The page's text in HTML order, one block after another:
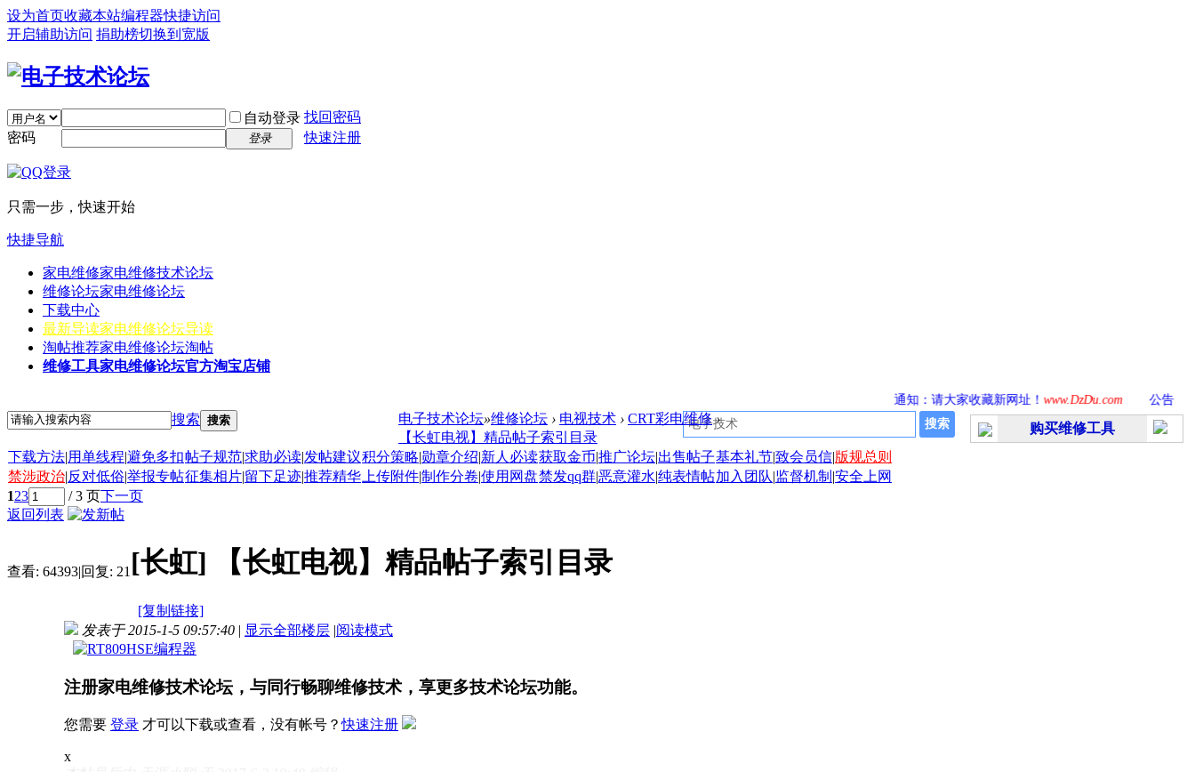
设为首页收藏本站编程器快捷访问
开启辅助访问 捐助榜切换到宽版
自动登录 找回密码
密码
登录 快速注册
只需一步，快速开始
快捷导航
家电维修家电维修技术论坛
维修论坛家电维修论坛
下载中心
最新导读家电维修论坛导读
淘帖推荐家电维修论坛淘帖
维修工具家电维修论坛官方淘宝店铺
通知：请大家收藏新网址！www.DzDu.com 公告：本站
搜索 搜索
购买维修工具
电子技术论坛»维修论坛 › 电视技术 › CRT彩电维修 ›
【长虹电视】精品帖子索引目录
下载方法|用单线程|避免多扣帖子规范|求助必读|发帖建议积分策略|勋章介绍|新人必读获取金币|推广论坛|出售帖子基本礼节|致会员信|版规总则
禁涉政治|反对低俗|举报专帖征集相片|留下足迹|推荐精华 上传附件|制作分卷|使用网盘禁发qq群|恶意灌水|纯表情帖加入团队|监督机制 |安全上网
123 / 3 页下一页
返回列表
查看: 64393|回复: 21 [长虹] 【长虹电视】精品帖子索引目录
[复制链接]
发表于 2015-1-5 09:57:40 | 显示全部楼层 |阅读模式
注册家电维修技术论坛，与同行畅聊维修技术，享更多技术论坛功能。
您需要 登录 才可以下载或查看，没有帐号？快速注册
x